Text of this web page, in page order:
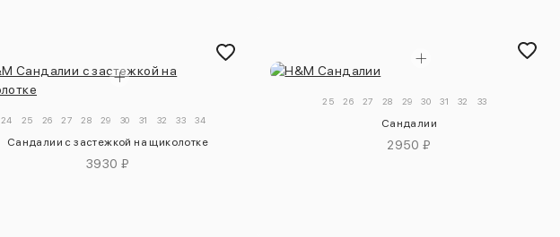
24 25 26 27 28 29 30 31 32 33 34
Сандалии с застежкой на щиколотке
3930 ₽
25 26 27 28 29 30 31 32 33
Сандалии
2950 ₽